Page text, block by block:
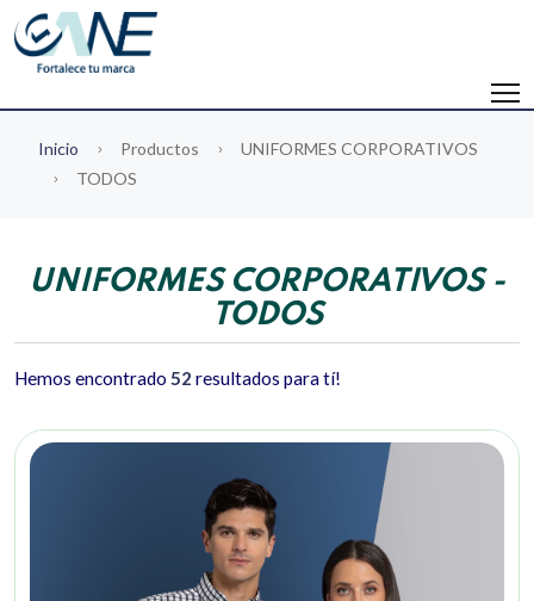
Inicio Productos
UNIFORMES CORPORATIVOS
TODOS
UNIFORMES CORPORATIVOS -
TODOS
Hemos encontrado 52 resultados para tí!